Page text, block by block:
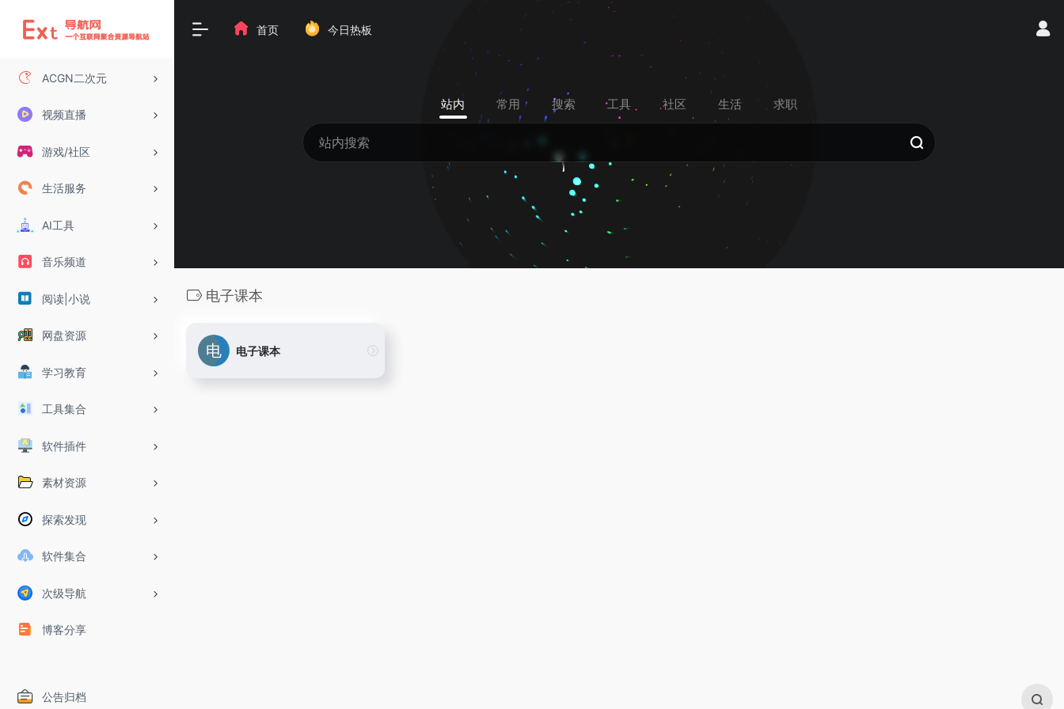
ACGN二次元
视频直播
游戏/社区
生活服务
AI工具
音乐频道
阅读|小说
网盘资源
学习教育
工具集合
软件插件
素材资源
探索发现
软件集合
次级导航
博客分享
公告归档
首页 今日热板
站内 常用 搜索 工具 社区 生活 求职
电子课本
电子课本